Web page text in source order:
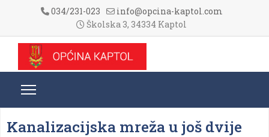
034/231-023
info@opcina-kaptol.com
Školska 3, 34334 Kaptol
Kanalizacijska mreža u još dvije